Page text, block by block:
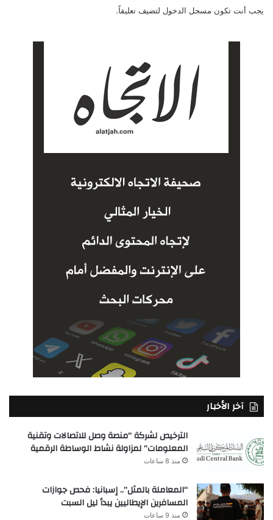
يجب أنت تكون مسجل الدخول لتضيف تعليقاً.
آخر الأخبار
الترخيص لشركة “منصة وصل للاتصالات وتقنية
المعلومات” لمزاولة نشاط الوساطة الرقمية
منذ 8 ساعات
“المعاملة بالمثل”.. إسبانيا: فحص جوازات
المسافرين الإيطاليين يبدأ ليل السبت
منذ 9 ساعات